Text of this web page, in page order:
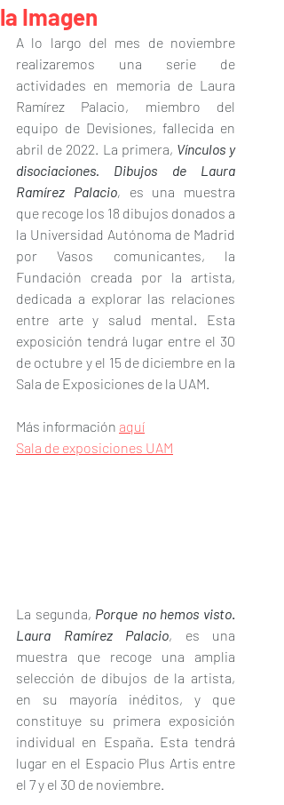
la Imagen
A lo largo del mes de noviembre
realizaremos una serie de
actividades en memoria de Laura
Ramírez Palacio, miembro del
equipo de Devisiones, fallecida en
abril de 2022. La primera, Vínculos y
disociaciones. Dibujos de Laura
Ramírez Palacio, es una muestra
que recoge los 18 dibujos donados a
la Universidad Autónoma de Madrid
por Vasos comunicantes, la
Fundación creada por la artista,
dedicada a explorar las relaciones
entre arte y salud mental. Esta
exposición tendrá lugar entre el 30
de octubre y el 15 de diciembre en la
Sala de Exposiciones de la UAM.
Más información aquí
Sala de exposiciones UAM
La segunda, Porque no hemos visto
Laura Ramírez Palacio, es una
muestra que recoge una amplia
selección de dibujos de la artista,
en su mayoría inéditos, y que
constituye su primera exposición
individual en España. Esta tendrá
lugar en el Espacio Plus Artis entre
el 7 y el 30 de noviembre.